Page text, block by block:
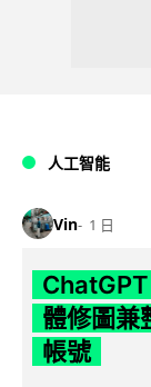
人工智能
Vin 1 日
體修圖兼
帳號